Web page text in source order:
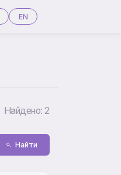
EN
Найдено: 2
Найти